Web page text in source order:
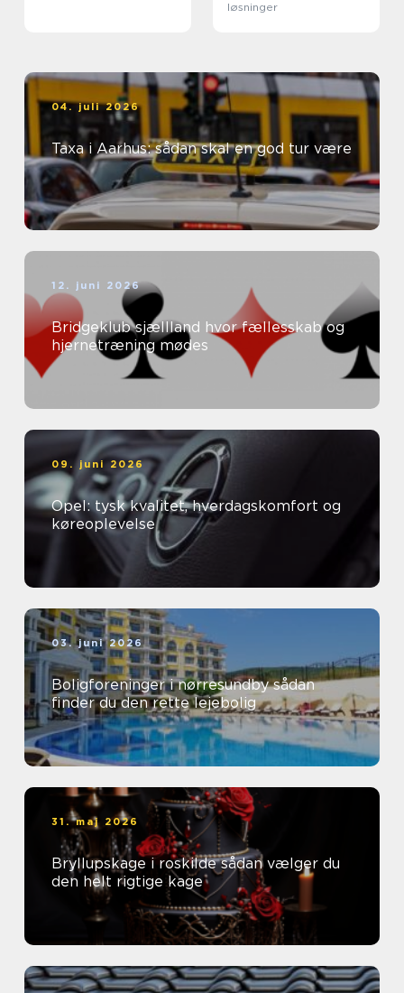
løsninger
04. juli 2026
Taxa i Aarhus: sådan skal en god tur være
12. juni 2026
Bridgeklub sjællland hvor fællesskab og
hjernetræning mødes
09. juni 2026
Opel: tysk kvalitet, hverdagskomfort og
køreoplevelse
03. juni 2026
Boligforeninger i nørresundby sådan
finder du den rette lejebolig
31. maj 2026
Bryllupskage i roskilde sådan vælger du
den helt rigtige kage